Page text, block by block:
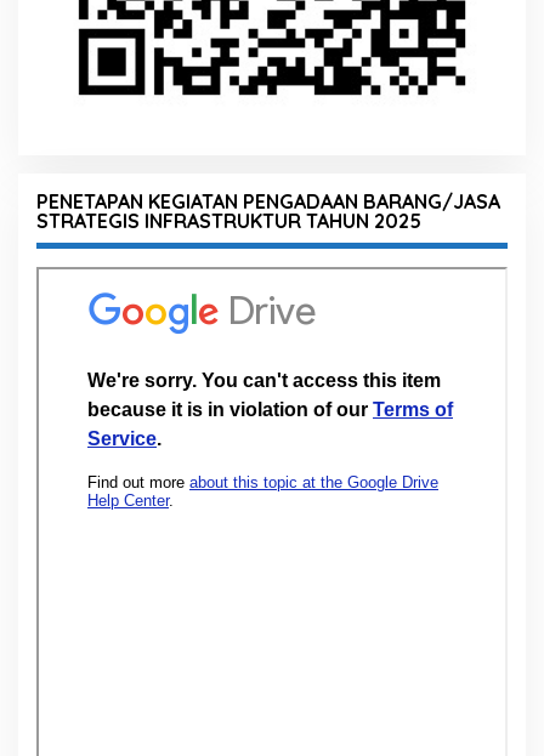
PENETAPAN KEGIATAN PENGADAAN BARANG/JASA
STRATEGIS INFRASTRUKTUR TAHUN 2025